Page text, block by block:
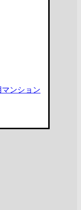
マンション